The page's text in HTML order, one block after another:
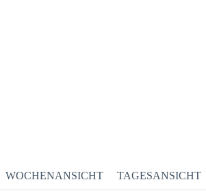
WOCHENANSICHT TAGESANSICHT